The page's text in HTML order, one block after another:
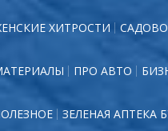
ХИТРОСТИ
ПРО АВТО
ЗЕЛЕНАЯ АПТЕКА